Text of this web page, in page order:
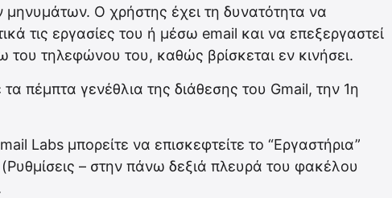
Ο χρήστης έχει τη δυνατότητα να
τις εργασίες του ή μέσω email και να επεξεργαστεί
του τηλεφώνου του, καθώς βρίσκεται εν κινήσει.
πέμπτα γενέθλια της διάθεσης του Gmail, την 1η
Labs μπορείτε να επισκεφτείτε το “Εργαστήρια”
– στην πάνω δεξιά πλευρά του φακέλου